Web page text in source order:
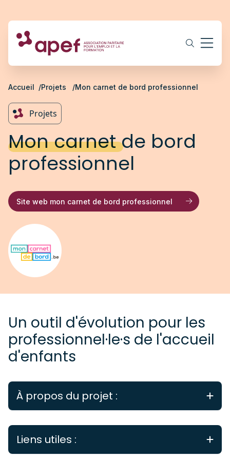
Accueil Projets Mon carnet de bord professionnel
Projets
Mon carnet de bord
professionnel
Site web mon carnet de bord professionnel
Un outil d'évolution pour les
professionnel·le·s de l'accueil
d'enfants
À propos du projet :
Né en juillet 2017 d’un partenariat entre l’ONE et
l’APEF, l’objectif de
d’évolution professionnelle
utilisateur·rice dans uneréflexion personnelle
Liens utiles :